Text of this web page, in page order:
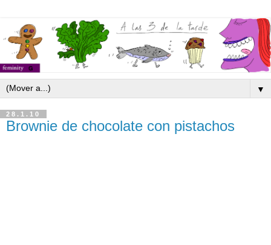
▼
28.1.10
Brownie de chocolate con pistachos